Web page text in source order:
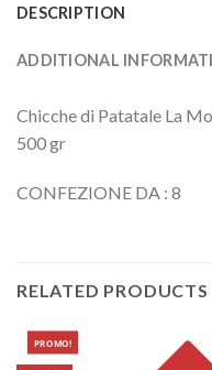
DESCRIPTION
ADDITIONAL
Chicche di Patatale La
500 gr
CONFEZIONE DA : 8
RELATED PRODUCTS
PROMO!